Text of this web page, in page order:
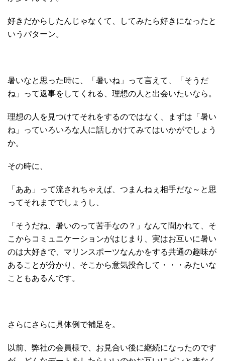
好きだからしたんじゃなくて、してみたら好きになったと
いうパターン。
暑いなと思った時に、「暑いね」って言えて、「そうだ
ね」って返事をしてくれる、理想の人と出会いたいなら。
理想の人を見つけてそれをするのではなく、まずは「暑い
ね」っていろいろな人に話しかけてみてはいかがでしょう
か。
その時に、
「ああ」って流されちゃえば、つまんねぇ相手だな～と思
ってそれまででしょうし、
「そうだね、暑いのって苦手なの？」なんて聞かれて、そ
こからコミュニケーションがはじまり、実はお互いに暑い
のは大好きで、マリンスポーツなんかをする共通の趣味が
あることが分かり、そこから意気投合して・・・みたいな
こともあるんです。
さらにさらに具体例で補足を。
以前、弊社の会員様で、お見合い後に継続になったのです